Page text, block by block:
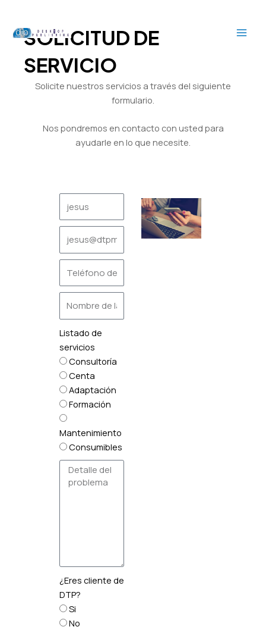
contenidoSOLICITUD DE
SERVICIO
Solicite nuestros servicios a través del siguiente
formulario.
Nos pondremos en contacto con usted para
ayudarle en lo que necesite.
Listado de
servicios
Consultoría
Centa
Adaptación
Formación
Mantenimiento
Consumibles
¿Eres cliente de
DTP?
Si
No